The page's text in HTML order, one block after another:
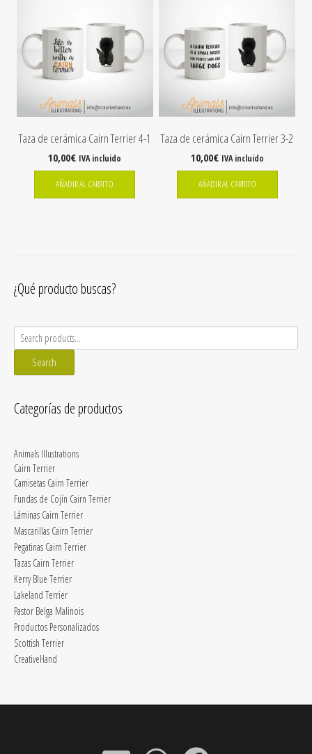
Taza de cerámica Cairn Terrier 4-1
10,00€ IVA incluido
AÑADIR AL CARRITO
Taza de cerámica Cairn Terrier 3-2
10,00€ IVA incluido
AÑADIR AL CARRITO
¿Qué producto buscas?
Search
for:
Search
Categorías de productos
Animals Illustrations
Cairn Terrier
Camisetas Cairn Terrier
Fundas de Cojín Cairn Terrier
Láminas Cairn Terrier
Mascarillas Cairn Terrier
Pegatinas Cairn Terrier
Tazas Cairn Terrier
Kerry Blue Terrier
Lakeland Terrier
Pastor Belga Malinois
Productos Personalizados
Scottish Terrier
CreativeHand